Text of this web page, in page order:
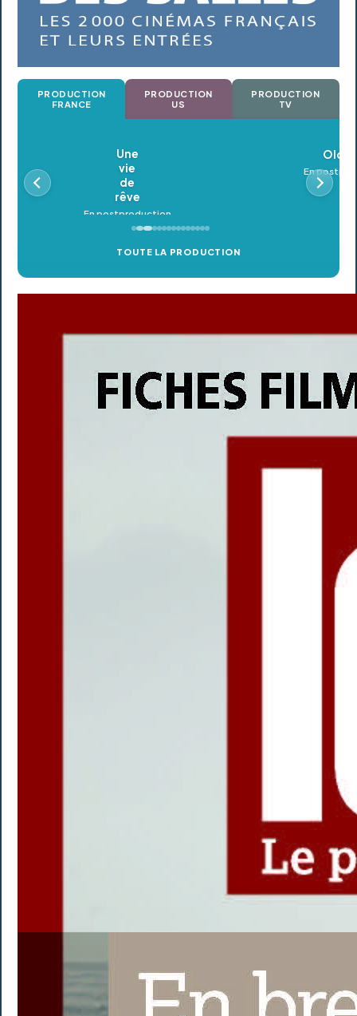
PRODUCTION
FRANCE
PRODUCTION
US
PRODUCTION
TV
Oldeupe
En postproduction
TOUTE LA PRODUCTION